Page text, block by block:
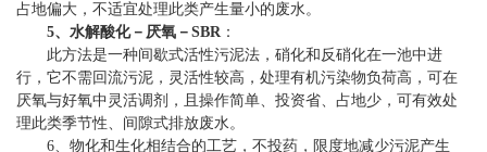
占地偏大，不适宜处理此类产生量小的废水。
5、水解酸化－厌氧－SBR ：
此方法是一种间歇式活性污泥法，硝化和反硝化在一池中进
行，它不需回流污泥，灵活性较高，处理有机污染物负荷高，可在
厌氧与好氧中灵活调剂，且操作简单、投资省、占地少，可有效处
理此类季节性、间隙式排放废水。
6、物化和生化相结合的工艺，不投药，限度地减少污泥产生